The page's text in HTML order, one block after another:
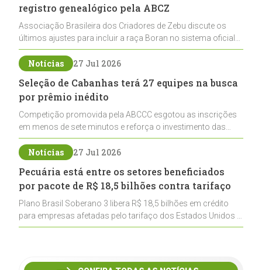
registro genealógico pela ABCZ
Associação Brasileira dos Criadores de Zebu discute os
últimos ajustes para incluir a raça Boran no sistema oficial
de registros, abrindo caminho para sua expansão na
pecuária nacional
Notícias 27 Jul 2026
Seleção de Cabanhas terá 27 equipes na busca
por prêmio inédito
Competição promovida pela ABCCC esgotou as inscrições
em menos de sete minutos e reforça o investimento das
cabanhas na seleção genética de Cavalos Crioulos voltados
ao laço
Notícias 27 Jul 2026
Pecuária está entre os setores beneficiados
por pacote de R$ 18,5 bilhões contra tarifaço
Plano Brasil Soberano 3 libera R$ 18,5 bilhões em crédito
para empresas afetadas pelo tarifaço dos Estados Unidos e
inclui a pecuária entre os setores estratégicos